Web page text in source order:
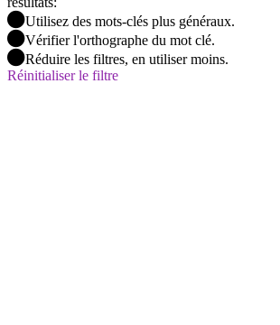
Utilisez des mots-clés plus généraux.
Vérifier l'orthographe du mot clé.
Réduire les filtres, en utiliser moins.
Réinitialiser le filtre